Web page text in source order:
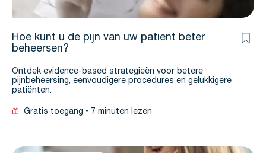
Hoe kunt u de pijn van uw patiënt beter
beheersen?
Ontdek evidence-based strategieën voor betere
pijnbeheersing, eenvoudigere procedures en gelukkigere
patiënten.
Gratis toegang 7 minuten lezen